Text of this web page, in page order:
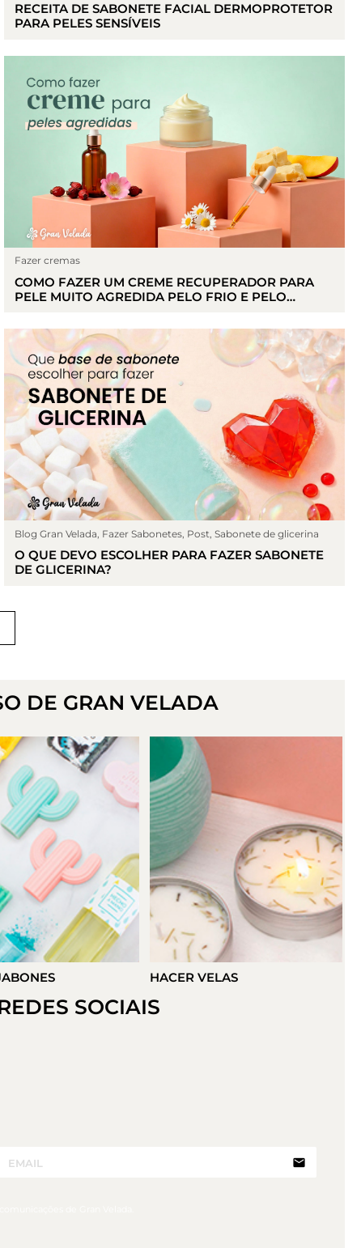
RECEITA DE SABONETE FACIAL DERMOPROTETOR
PARA PELES SENSÍVEIS
Fazer cremas
COMO FAZER UM CREME RECUPERADOR PARA
PELE MUITO AGREDIDA PELO FRIO E PELO
Blog Gran Velada Fazer Sabonetes Post ,Sabonete de glicerina
O QUE DEVO ESCOLHER PARA FAZER SABONETE
DE GLICERINA?
DE GRAN VELADA
HACER DETALLES
SOCIAIS
email